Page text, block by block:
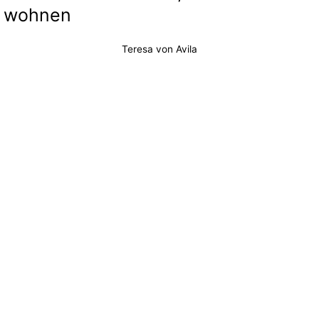
wohnen
Teresa von Avila